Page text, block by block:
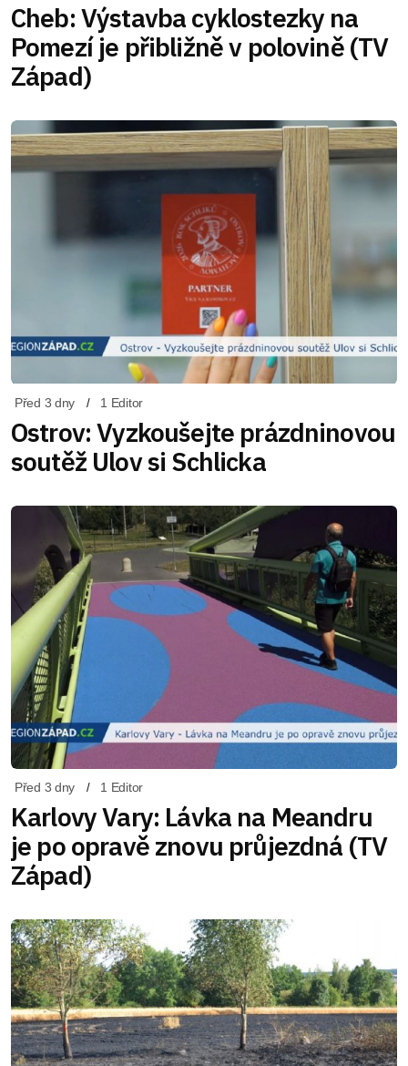
Cheb: Výstavba cyklostezky na
Pomezí je přibližně v polovině (TV
Západ)
Před 3 dny 1 Editor
Ostrov: Vyzkoušejte prázdninovou
soutěž Ulov si Schlicka
Před 3 dny 1 Editor
Karlovy Vary: Lávka na Meandru
je po opravě znovu průjezdná (TV
Západ)